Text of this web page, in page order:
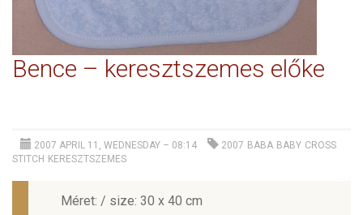
Bence – keresztszemes előke
2007 APRIL 11, WEDNESDAY – 08:14 2007 BABA BABY CROSS
STITCH KERESZTSZEMES
Méret: / size: 30 x 40 cm